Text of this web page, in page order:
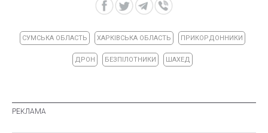
СУМСЬКА ОБЛАСТЬ ХАРКІВСЬКА ОБЛАСТЬ ПРИКОРДОННИКИ
ДРОН БЕЗПІЛОТНИКИ ШАХЕД